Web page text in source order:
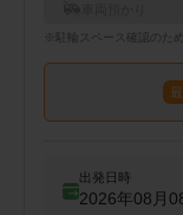
※ スペース確認のた
出発日時
2026年08月